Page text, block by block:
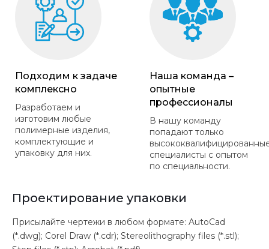
Подходим к задаче
комплексно
Разработаем и
изготовим любые
полимерные изделия,
комплектующие и
упаковку для них.
Наша команда –
опытные
профессионалы
В нашу команду
попадают только
специалисты с опытом
по специальности.
Проектирование упаковки
Присылайте чертежи в любом формате: AutoCad
(*.dwg); Corel Draw (*.cdr); Stereolithography files (*.stl);